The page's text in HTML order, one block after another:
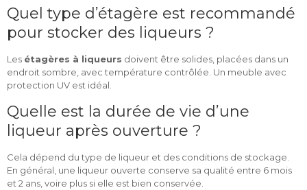
Quel type d’étagère est recommandé
pour stocker des liqueurs ?
Les étagères à liqueurs doivent être solides, placées dans un
endroit sombre, avec température contrôlée. Un meuble avec
protection UV est idéal.
Quelle est la durée de vie d’une
liqueur après ouverture ?
Cela dépend du type de liqueur et des conditions de stockage.
En général, une liqueur ouverte conserve sa qualité entre 6 mois
et 2 ans, voire plus si elle est bien conservée.